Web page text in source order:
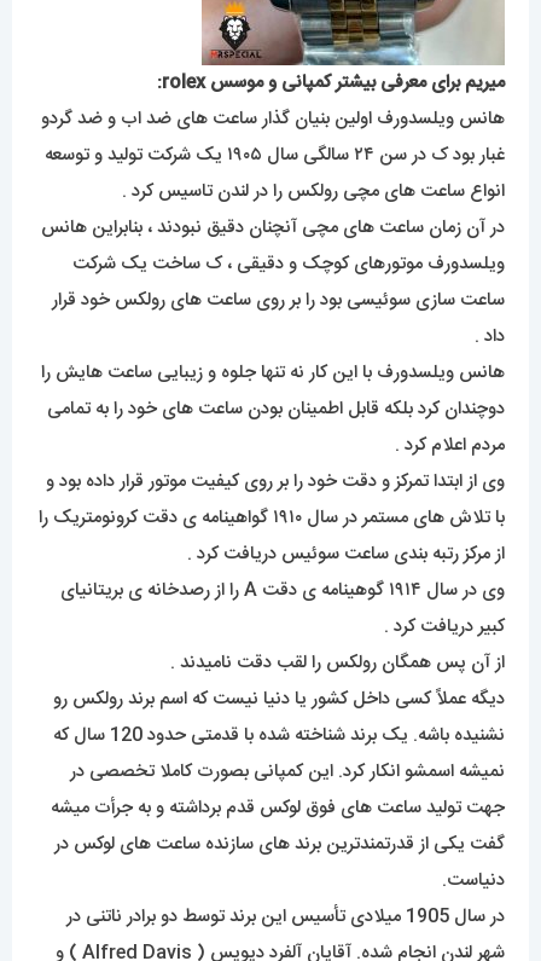
میریم برای معرفی بیشتر کمپانی و موسس rolex:
هانس ویلسدورف اولین بنیان گذار ساعت های ضد اب و ضد گردو
غبار بود ک در سن ۲۴ سالگی سال ۱۹۰۵ یک شرکت تولید و توسعه
انواع ساعت های مچی رولکس را در لندن تاسیس کرد .
در آن زمان ساعت های مچی آنچنان دقیق نبودند ، بنابراین هانس
ویلسدورف موتورهای کوچک و دقیقی ، ک ساخت یک شرکت
ساعت سازی سوئیسی بود را بر روی ساعت های رولکس خود قرار
داد .
هانس ویلسدورف با این کار نه تنها جلوه و زیبایی ساعت هایش را
دوچندان کرد بلکه قابل اطمینان بودن ساعت های خود را به تمامی
مردم اعلام کرد .
وی از ابتدا تمرکز و دقت خود را بر روی کیفیت موتور قرار داده بود و
با تلاش های مستمر در سال ۱۹۱۰ گواهینامه ی دقت کرونومتریک را
از مرکز رتبه بندی ساعت سوئیس دریافت کرد .
وی در سال ۱۹۱۴ گوهینامه ی دقت A را از رصدخانه ی بریتانیای
کبیر دریافت کرد .
از آن پس همگان رولکس را لقب دقت نامیدند .
دیگه عملاً کسی داخل کشور یا دنیا نیست که اسم برند رولکس رو
نشنیده باشه. یک برند شناخته شده با قدمتی حدود 120 سال که
نمیشه اسمشو انکار کرد. این کمپانی بصورت کاملا تخصصی در
جهت تولید ساعت های فوق لوکس قدم برداشته و به جرأت میشه
گفت یکی از قدرتمندترین برند های سازنده ساعت های لوکس در
دنیاست.
در سال 1905 میلادی تأسیس این برند توسط دو برادر ناتنی در
شهر لندن انجام شده. آقایان آلفرد دیویس ( Alfred Davis ) و